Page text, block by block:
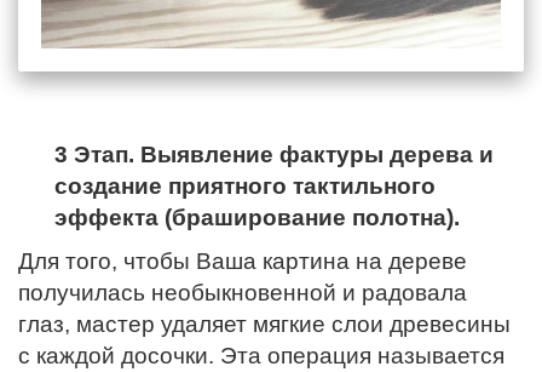
3 Этап. Выявление фактуры дерева и
создание приятного тактильного
эффекта (браширование полотна).
Для того, чтобы Ваша картина на дереве
получилась необыкновенной и радовала
глаз, мастер удаляет мягкие слои древесины
с каждой досочки. Эта операция называется